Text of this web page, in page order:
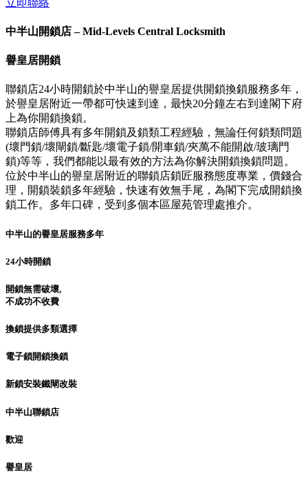
中半山開鎖店 – Mid-Levels Central Locksmith
譽皇居開鎖
聯鎖店24小時開鎖於中半山的譽皇居提供開鎖換鎖服務多年，
於譽皇居附近一帶都可快速到達，最快20分鐘左右到達閣下府
上為你開鎖換鎖。
聯鎖店師傅具有多年開鎖及鎖類工程經驗，無論任何鎖類問題
(壞門鎖/壞閘鎖/斷匙/壞電子鎖/開車鎖/夾萬不能開啟/玻璃門
鎖)等等，我們都能以最有效的方法為你解決開鎖換鎖問題。
位於中半山的譽皇居附近的聯鎖店鎖匠服務態度專業，價錢合
理，開鎖裝鎖多年經驗，快速有效無手尾，為閣下完成開鎖換
鎖工作。多年口碑，受到多個本區屋苑管理處推介。
中半山的譽皇居服務多年
24小時開鎖
開鎖無需破壞,
不成功不收費
換鎖提供多類選擇
電子鎖開鎖換鎖
新鎖安裝鐵閘改裝
中半山聯鎖店
歡迎
譽皇居